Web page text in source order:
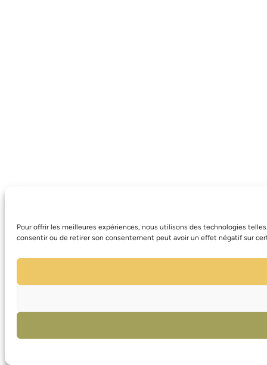
Pour offrir les meilleures expériences, nous utilisons des technologies
consentir ou de retirer son consentement peut avoir un effet négatif sur